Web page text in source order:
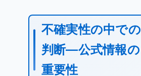
不確実性の中での
判断—公式情報の
重要性